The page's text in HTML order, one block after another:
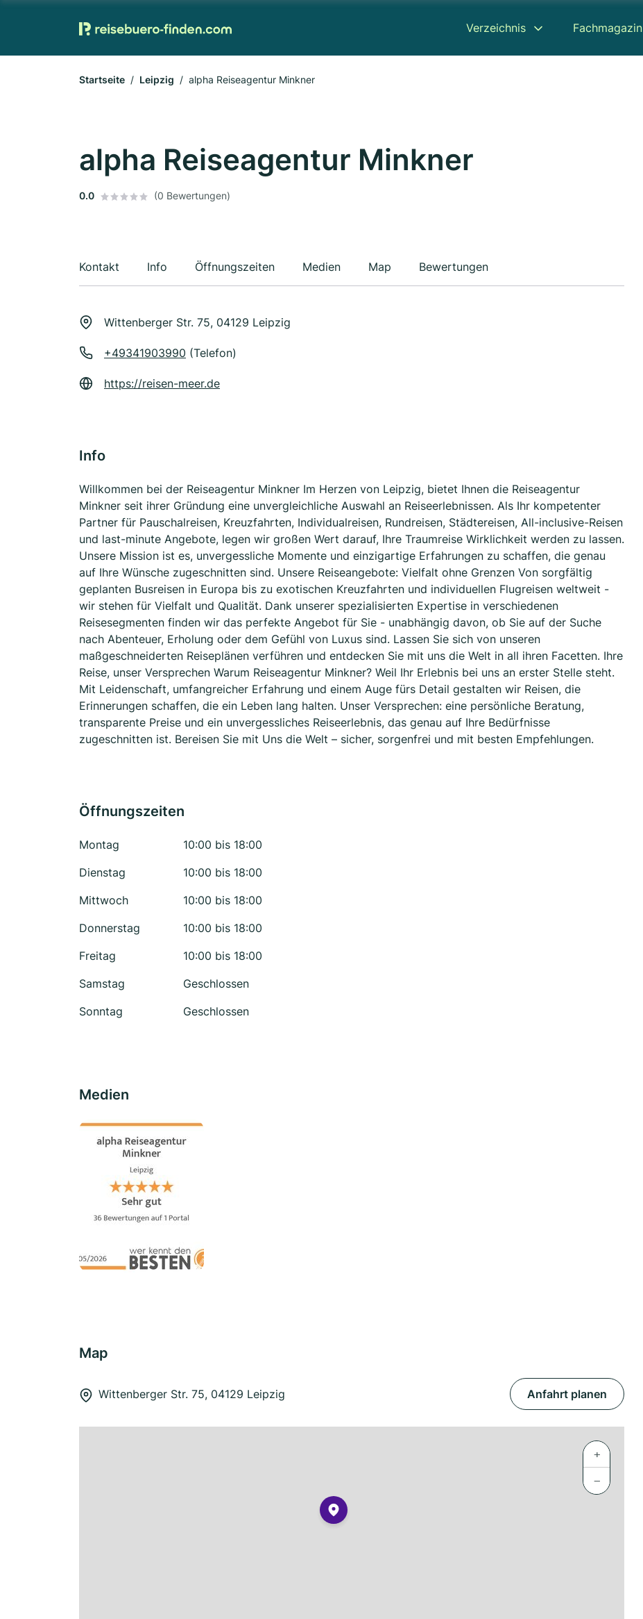
Verzeichnis Fachmagazin
Startseite Leipzig alpha Reiseagentur Minkner
alpha Reiseagentur Minkner
0.0 (0 Bewertungen)
Kontakt Info Öffnungszeiten Medien Map Bewertungen
Wittenberger Str. 75, 04129 Leipzig
+49341903990 (Telefon)
https://reisen-meer.de
Info
Willkommen bei der Reiseagentur Minkner Im Herzen von Leipzig, bietet Ihnen die Reiseagentur
Minkner seit ihrer Gründung eine unvergleichliche Auswahl an Reiseerlebnissen. Als Ihr kompetenter
Partner für Pauschalreisen, Kreuzfahrten, Individualreisen, Rundreisen, Städtereisen, All-inclusive-Reisen
und last-minute Angebote, legen wir großen Wert darauf, Ihre Traumreise Wirklichkeit werden zu lassen.
Unsere Mission ist es, unvergessliche Momente und einzigartige Erfahrungen zu schaffen, die genau
auf Ihre Wünsche zugeschnitten sind. Unsere Reiseangebote: Vielfalt ohne Grenzen Von sorgfältig
geplanten Busreisen in Europa bis zu exotischen Kreuzfahrten und individuellen Flugreisen weltweit -
wir stehen für Vielfalt und Qualität. Dank unserer spezialisierten Expertise in verschiedenen
Reisesegmenten finden wir das perfekte Angebot für Sie - unabhängig davon, ob Sie auf der Suche
nach Abenteuer, Erholung oder dem Gefühl von Luxus sind. Lassen Sie sich von unseren
maßgeschneiderten Reiseplänen verführen und entdecken Sie mit uns die Welt in all ihren Facetten. Ihre
Reise, unser Versprechen Warum Reiseagentur Minkner? Weil Ihr Erlebnis bei uns an erster Stelle steht.
Mit Leidenschaft, umfangreicher Erfahrung und einem Auge fürs Detail gestalten wir Reisen, die
Erinnerungen schaffen, die ein Leben lang halten. Unser Versprechen: eine persönliche Beratung,
transparente Preise und ein unvergessliches Reiseerlebnis, das genau auf Ihre Bedürfnisse
zugeschnitten ist. Bereisen Sie mit Uns die Welt – sicher, sorgenfrei und mit besten Empfehlungen.
Öffnungszeiten
Montag
10:00 bis 18:00
Dienstag
10:00 bis 18:00
Mittwoch
10:00 bis 18:00
Donnerstag
10:00 bis 18:00
Freitag
10:00 bis 18:00
Samstag
Geschlossen
Sonntag
Geschlossen
Medien
Map
Wittenberger Str. 75, 04129 Leipzig Anfahrt planen
+
−